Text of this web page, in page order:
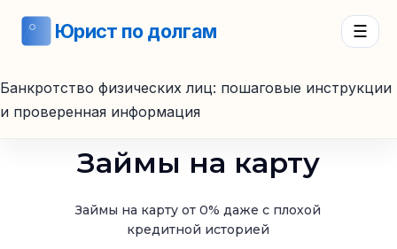
Юрист по долгам ☰
Банкротство физических лиц: пошаговые инструкции
и проверенная информация
Займы на карту
Займы на карту от 0% даже с плохой
кредитной историей